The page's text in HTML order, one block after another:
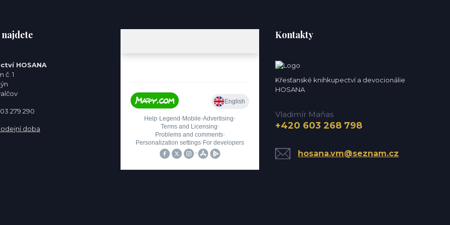
HOSANA
č. 1
279 290
doba
Kontakty
Křesťanské knihkupectví a devocionálie
HOSANA
Vladimír Maňas
+420 603 268 798
hosana.vm@seznam.cz